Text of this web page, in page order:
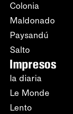
Colonia
Maldonado
Paysandú
Salto
Impresos
la diaria
Le Monde
Lento